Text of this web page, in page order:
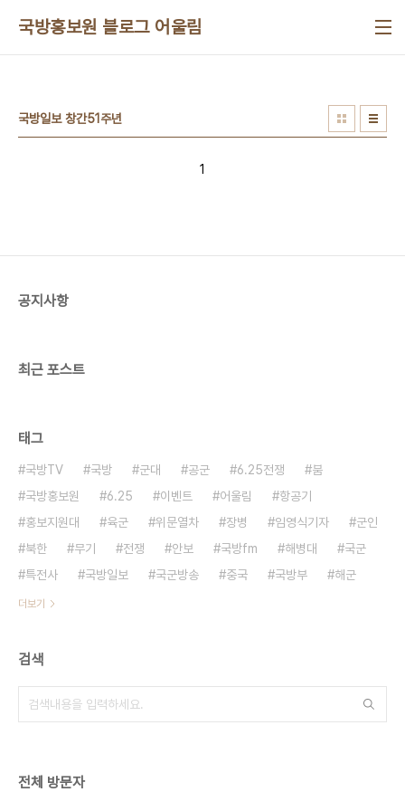
국방홍보원 블로그 어울림
국방일보 창간51주년
1
공지사항
최근 포스트
태그
국방TV 국방 군대 공군 6.25전쟁
붐
국방홍보원
6.25 이벤트 어울림
항공기
홍보지원대
육군 위문열차 장병 임영식기자
군인
북한
무기 전쟁 안보 국방fm 해병대
국군
특전사
국방일보 국군방송 중국 국방부 해군
더보기
검색
전체 방문자